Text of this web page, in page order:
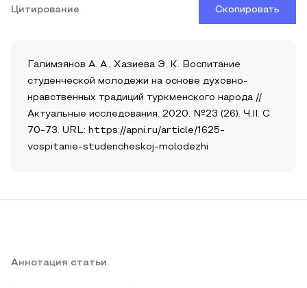
Цитирование Скопировать
Галимзянов А. А., Хазиева Э. К. Воспитание
студенческой молодежи на основе духовно-
нравственных традиций туркменского народа //
Актуальные исследования. 2020. №23 (26). Ч.II. С.
70-73. URL: https://apni.ru/article/1625-
vospitanie-studencheskoj-molodezhi
Аннотация статьи